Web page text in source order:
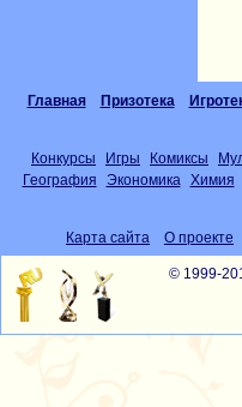
Главная Призотека
Конкурсы Игры Комиксы
География
Экономика Химия
Карта сайта О проекте
© 1999-